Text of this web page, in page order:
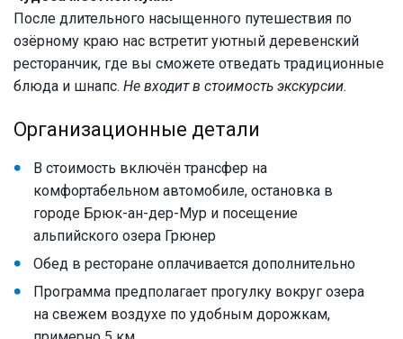
После длительного насыщенного путешествия по
озёрному краю нас встретит уютный деревенский
ресторанчик, где вы сможете отведать традиционные
блюда и шнапс. Не входит в стоимость экскурсии.
Организационные детали
В стоимость включён трансфер на
комфортабельном автомобиле, остановка в
городе Брюк-ан-дер-Мур и посещение
альпийского озера Грюнер
Обед в ресторане оплачивается дополнительно
Программа предполагает прогулку вокруг озера
на свежем воздухе по удобным дорожкам,